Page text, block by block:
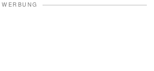
WERBUNG